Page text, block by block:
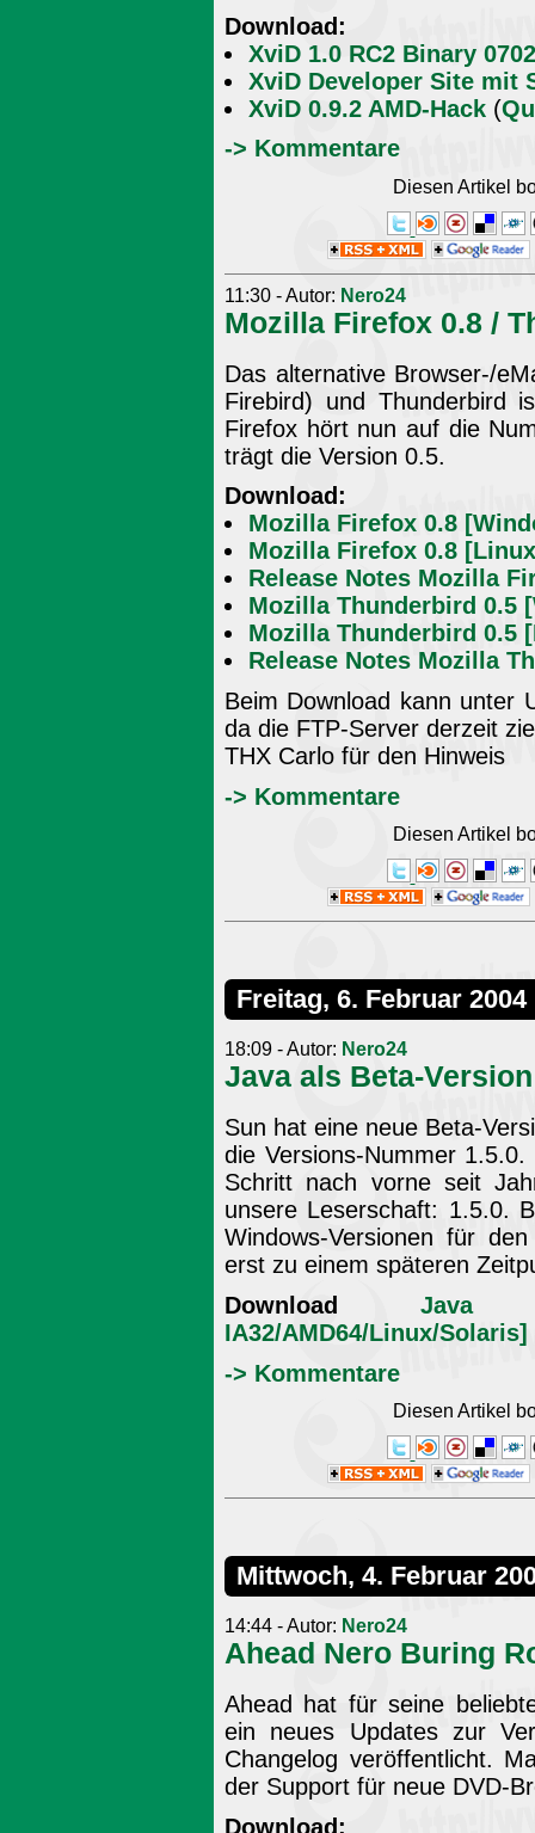
Download:
XviD 1.0 RC2 Binary
XviD Developer Site mit
XviD 0.9.2 AMD-Hack (
-> Kommentare
Diesen Artikel
11:30 - Autor: Nero24
Mozilla Firefox 0.8 /
Das alternative Browser-/
Firebird) und Thunderbird
Firefox hört nun auf die
trägt die Version 0.5.
Download:
Mozilla Firefox 0.8
Mozilla Firefox 0.8
Release Notes Mozilla
Mozilla Thunderbird 0.5
Mozilla Thunderbird 0.5
Release Notes Mozilla
Beim Download kann unter
da die FTP-Server derzeit
THX Carlo für den Hinweis
-> Kommentare
Diesen Artikel
Freitag, 6. Februar 2004
18:09 - Autor: Nero24
Java als Beta-
Sun hat eine neue Beta-
die Versions-Nummer
Schritt nach vorne seit
unsere Leserschaft: 1.5.0.
Windows-Versionen für
erst zu einem späteren
Download
Java
IA32/AMD64/Linux/Solaris]
-> Kommentare
Diesen Artikel
Mittwoch, 4. Februar
14:44 - Autor: Nero24
Ahead Nero Buring
Ahead hat für seine
ein neues Updates zur
Changelog veröffentlicht.
der Support für neue DVD-
Download: